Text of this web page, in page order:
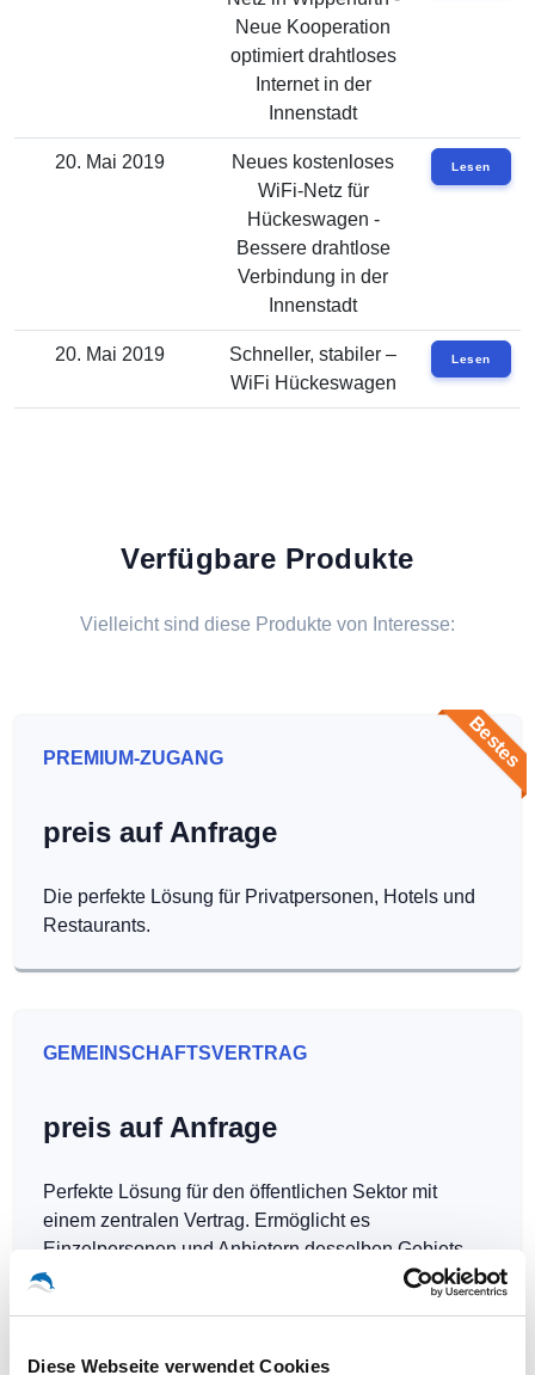
Diese Webseite verwendet Cookies
Neue Kooperation
optimiert drahtloses
Internet in der
Innenstadt
20. Mai 2019
Neues kostenloses
WiFi-Netz für
Hückeswagen -
Bessere drahtlose
Verbindung in der
Innenstadt
Lesen
20. Mai 2019
Schneller, stabiler –
WiFi Hückeswagen
Lesen
Verfügbare Produkte
Vielleicht sind diese Produkte von Interesse:
Bestes
PREMIUM-ZUGANG
preis auf Anfrage
Die perfekte Lösung für Privatpersonen, Hotels und
Restaurants.
GEMEINSCHAFTSVERTRAG
preis auf Anfrage
Perfekte Lösung für den öffentlichen Sektor mit
einem zentralen Vertrag. Ermöglicht es
Einzelpersonen und Anbietern desselben Gebiets,
Hotspots kostenlos zu betreiben.